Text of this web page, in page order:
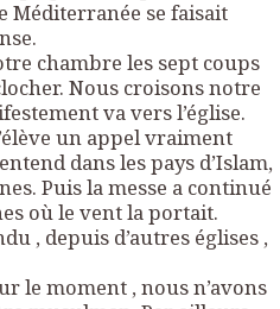
Méditerranée se faisait
chambre les sept coups
Nous croisons notre
va vers l’église.
un appel vraiment
dans les pays d’Islam,
Puis la messe a continué
où le vent la portait.
, depuis d’autres églises ,
le moment , nous n’avons